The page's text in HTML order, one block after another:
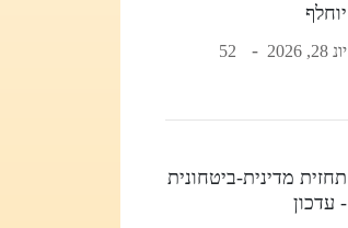
יוחלף
יונ 28, 2026 52
תחזית מדינית-ביטחונית
- עדכון